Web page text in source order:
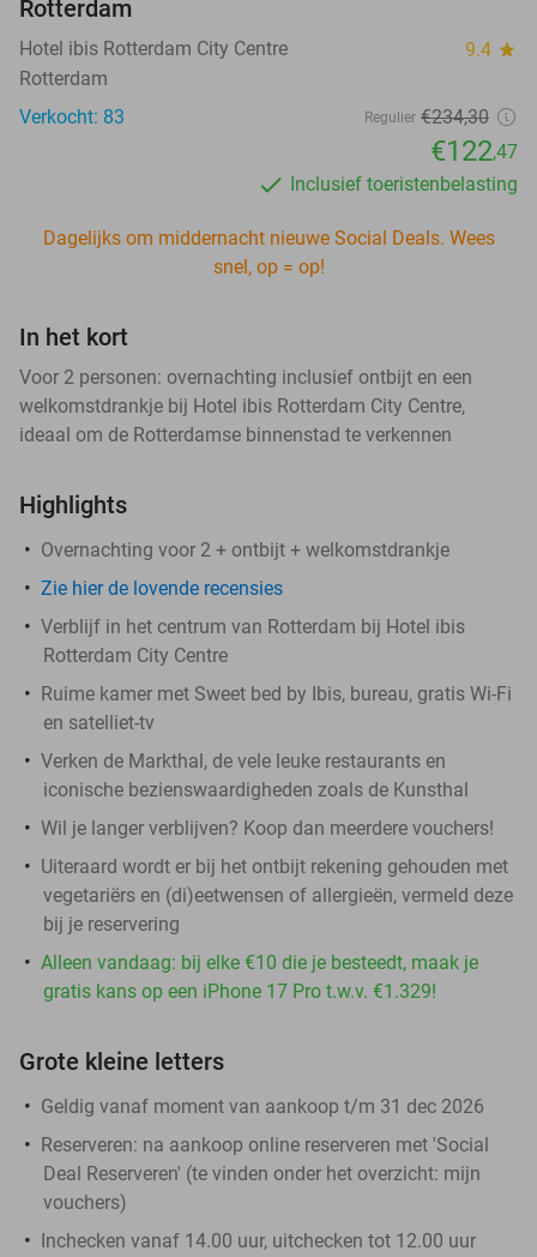
Rotterdam
Hotel ibis Rotterdam City Centre 9.4 star
Rotterdam
Verkocht: 83
Regulier €234,30
€122,47
Inclusief toeristenbelasting
Dagelijks om middernacht nieuwe Social Deals. Wees
snel, op = op!
In het kort
Voor 2 personen: overnachting inclusief ontbijt en een
welkomstdrankje bij Hotel ibis Rotterdam City Centre,
ideaal om de Rotterdamse binnenstad te verkennen
Highlights
Overnachting voor 2 + ontbijt + welkomstdrankje
Zie hier de lovende recensies
Verblijf in het centrum van Rotterdam bij Hotel ibis
Rotterdam City Centre
Ruime kamer met Sweet bed by Ibis, bureau, gratis Wi-Fi
en satelliet-tv
Verken de Markthal, de vele leuke restaurants en
iconische bezienswaardigheden zoals de Kunsthal
Wil je langer verblijven? Koop dan meerdere vouchers!
Uiteraard wordt er bij het ontbijt rekening gehouden met
vegetariërs en (di)eetwensen of allergieën, vermeld deze
bij je reservering
Alleen vandaag: bij elke €10 die je besteedt, maak je
gratis kans op een iPhone 17 Pro t.w.v. €1.329!
Grote kleine letters
Geldig vanaf moment van aankoop t/m 31 dec 2026
Reserveren: na aankoop online reserveren met 'Social
Deal Reserveren' (te vinden onder het overzicht: mijn
vouchers)
Inchecken vanaf 14.00 uur, uitchecken tot 12.00 uur